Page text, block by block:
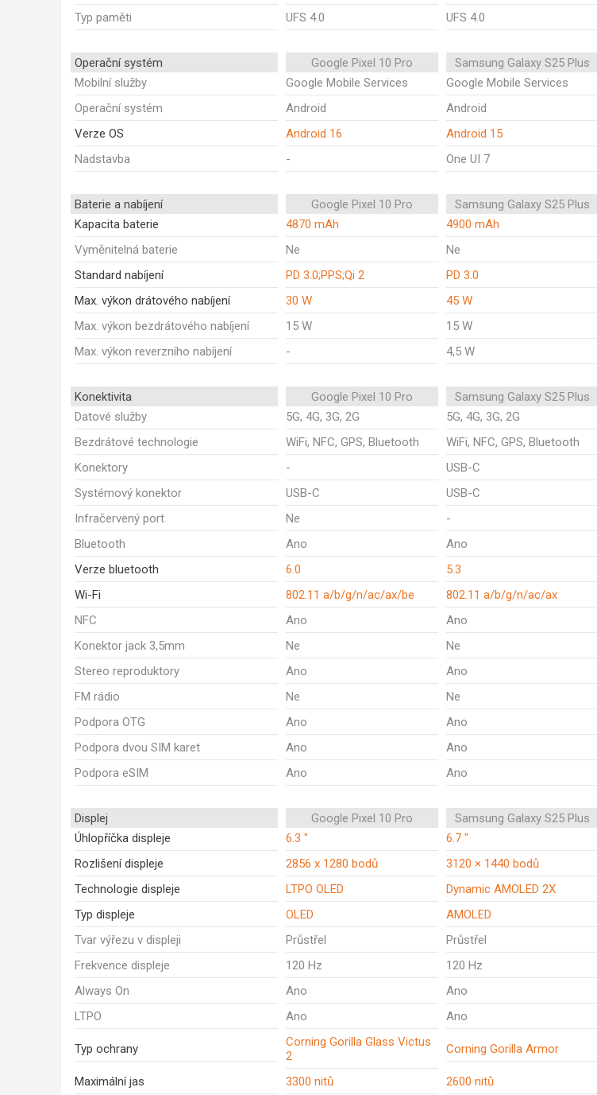
Typ paměti
UFS 4.0 UFS 4.0
Operační systém Google Pixel 10 Pro Samsung Galaxy S25 Plus
Mobilní služby
Google Mobile Services Google Mobile Services
Operační systém
Android Android
Verze OS
Android 16 Android 15
Nadstavba
- One UI 7
Baterie a nabíjení Google Pixel 10 Pro Samsung Galaxy S25 Plus
Kapacita baterie
4870 mAh 4900 mAh
Vyměnitelná baterie
Ne Ne
Standard nabíjení
PD 3.0;PPS;Qi 2 PD 3.0
Max. výkon drátového nabíjení
30 W 45 W
Max. výkon bezdrátového nabíjení
15 W 15 W
Max. výkon reverzního nabíjení
- 4,5 W
Konektivita Google Pixel 10 Pro Samsung Galaxy S25 Plus
Datové služby
5G, 4G, 3G, 2G 5G, 4G, 3G, 2G
Bezdrátové technologie
WiFi, NFC, GPS, Bluetooth WiFi, NFC, GPS, Bluetooth
Konektory
- USB-C
Systémový konektor
USB-C USB-C
Infračervený port
Ne -
Bluetooth
Ano Ano
Verze bluetooth
6.0 5.3
Wi-Fi
802.11 a/b/g/n/ac/ax/be 802.11 a/b/g/n/ac/ax
NFC
Ano Ano
Konektor jack 3,5mm
Ne Ne
Stereo reproduktory
Ano Ano
FM rádio
Ne Ne
Podpora OTG
Ano Ano
Podpora dvou SIM karet
Ano Ano
Podpora eSIM
Ano Ano
Displej Google Pixel 10 Pro Samsung Galaxy S25 Plus
Úhlopříčka displeje
6.3 " 6.7 "
Rozlišení displeje
2856 x 1280 bodů 3120 × 1440 bodů
Technologie displeje
LTPO OLED Dynamic AMOLED 2X
Typ displeje
OLED AMOLED
Tvar výřezu v displeji
Průstřel Průstřel
Frekvence displeje
120 Hz 120 Hz
Always On
Ano Ano
LTPO
Ano Ano
Typ ochrany
Corning Gorilla Glass Victus
2
Corning Gorilla Armor
Maximální jas 3300 nitů 2600 nitů